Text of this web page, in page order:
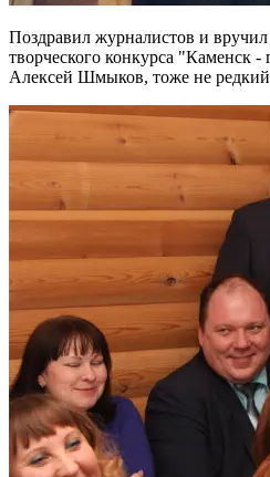
Поздравил журналистов и
творческого конкурса "Каменск -
Алексей Шмыков, тоже не редкий